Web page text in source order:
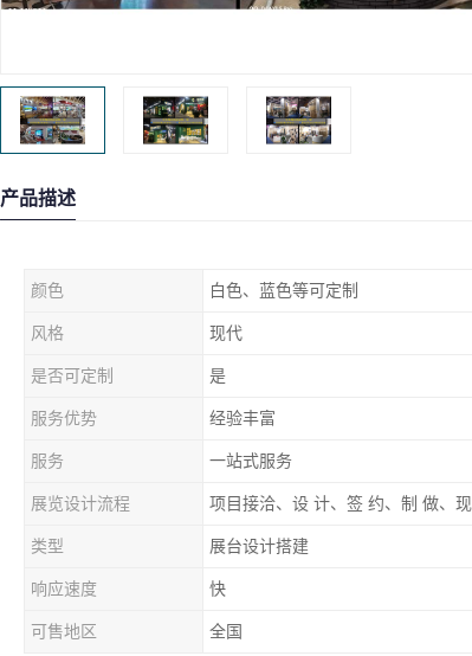
产品描述
颜色 白色、蓝色等可定制
风格 现代
是否可定制 是
服务优势 经验丰富
服务 一站式服务
展览设计流程
类型 展台设计搭建
响应速度 快
可售地区 全国